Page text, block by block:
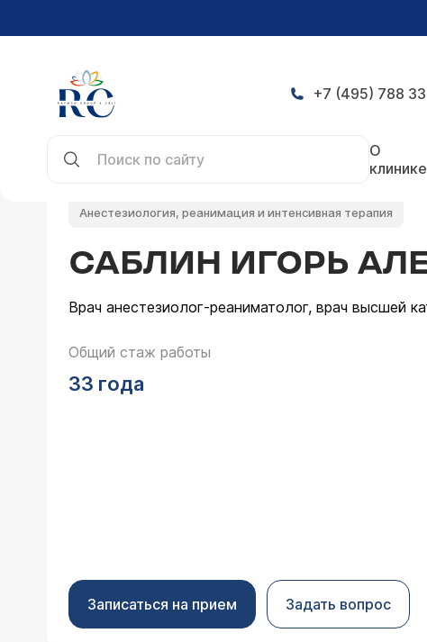
+7 (495) 788
О
клинике
Анестезиология, реанимация и интенсивная терапия
САБЛИН ИГОРЬ
Врач анестезиолог-реаниматолог, врач высшей
Общий стаж работы
33 года
Записаться на прием Задать вопрос